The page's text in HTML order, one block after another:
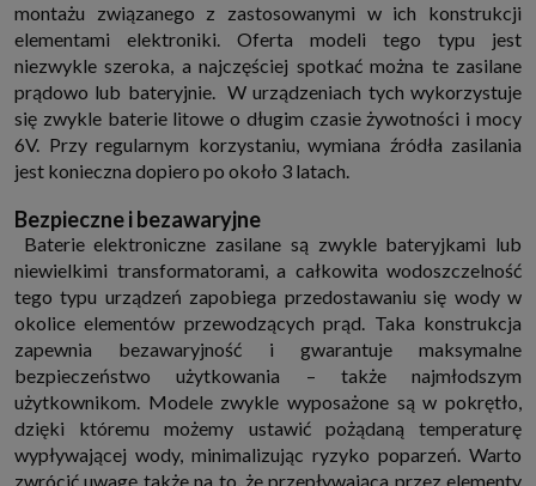
montażu związanego z zastosowanymi w ich konstrukcji
elementami elektroniki. Oferta modeli tego typu jest
niezwykle szeroka, a najczęściej spotkać można te zasilane
prądowo lub bateryjnie. W urządzeniach tych wykorzystuje
się zwykle baterie litowe o długim czasie żywotności i mocy
6V. Przy regularnym korzystaniu, wymiana źródła zasilania
jest konieczna dopiero po około 3 latach.
Bezpieczne i bezawaryjne
Baterie elektroniczne zasilane są zwykle bateryjkami lub
niewielkimi transformatorami, a całkowita wodoszczelność
tego typu urządzeń zapobiega przedostawaniu się wody w
okolice elementów przewodzących prąd. Taka konstrukcja
zapewnia bezawaryjność i gwarantuje maksymalne
bezpieczeństwo użytkowania – także najmłodszym
użytkownikom. Modele zwykle wyposażone są w pokrętło,
dzięki któremu możemy ustawić pożądaną temperaturę
wypływającej wody, minimalizując ryzyko poparzeń. Warto
zwrócić uwagę także na to, że przepływająca przez elementy